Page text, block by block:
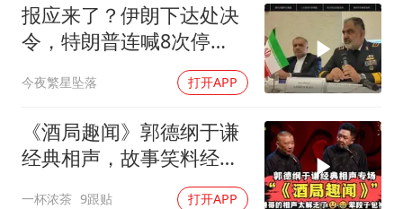
韩军前线部队连曝丑闻
上海有出现龙卷潜势
奋力开创中国式现代化建设新局面
报应来了？伊朗下达处决
令，特朗普连喊8次停
手，海外资产遭清算
今夜繁星坠落 打开APP
《酒局趣闻》郭德纲于谦
经典相声，故事笑料经典
一杯浓茶 9跟贴 打开APP